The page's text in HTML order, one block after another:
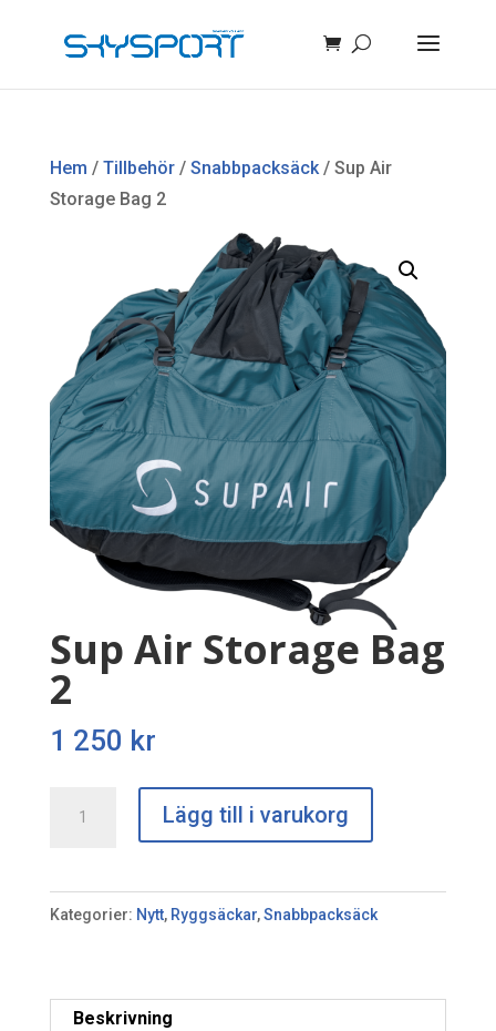
Hem / Tillbehör/ Snabbpacksäck/ Sup Air
Storage Bag 2
Sup Air Storage Bag
2
1 250 kr
Bag
2
Lägg till i varukorg
Kategorier: Nytt, Ryggsäckar,Snabbpacksäck
Beskrivning